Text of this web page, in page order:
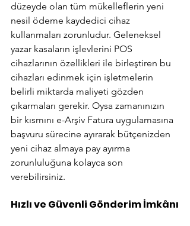
düzeyde olan tüm mükelleflerin yeni
nesil ödeme kaydedici cihaz
kullanmaları zorunludur. Geleneksel
yazar kasaların işlevlerini POS
cihazlarının özellikleri ile birleştiren bu
cihazları edinmek için işletmelerin
belirli miktarda maliyeti gözden
çıkarmaları gerekir. Oysa zamanınızın
bir kısmını e-Arşiv Fatura uygulamasına
başvuru sürecine ayırarak bütçenizden
yeni cihaz almaya pay ayırma
zorunluluğuna kolayca son
verebilirsiniz.
Hızlı ve Güvenli Gönderim İmkânı